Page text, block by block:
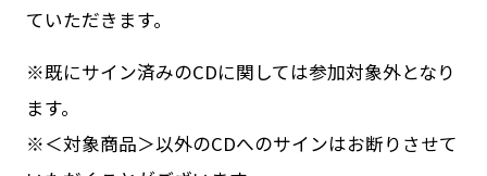
ていただきます。
※既にサイン済みのCDに関しては参加対象外となり
ます。
※＜対象商品＞以外のCDへのサインはお断りさせて